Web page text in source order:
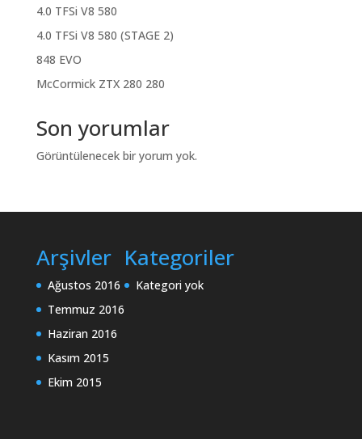
4.0 TFSi V8 580
4.0 TFSi V8 580 (STAGE 2)
848 EVO
McCormick ZTX 280 280
Son yorumlar
Görüntülenecek bir yorum yok.
Arşivler
Ağustos 2016
Temmuz 2016
Haziran 2016
Kasım 2015
Ekim 2015
Kategoriler
Kategori yok